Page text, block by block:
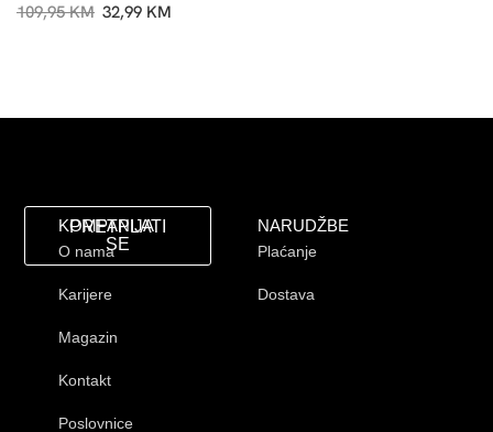
109,95KM 32,99 KM
KOMPANIJA
O nama
Karijere
Magazin
Kontakt
Poslovnice
NARUDŽBE
Plaćanje
Dostava
PRETPLATI
SE